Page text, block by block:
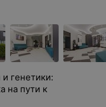
генетики:
на пути к